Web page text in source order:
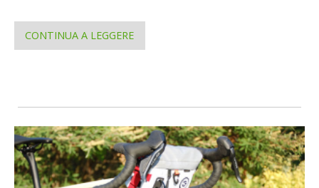
CONTINUA A LEGGERE